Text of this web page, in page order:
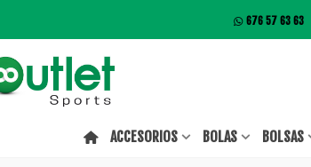
676 57 63 63
ACCESORIOS BOLAS BOLSAS